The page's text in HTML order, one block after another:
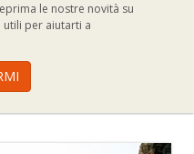
le nostre novità su
utili per aiutarti a